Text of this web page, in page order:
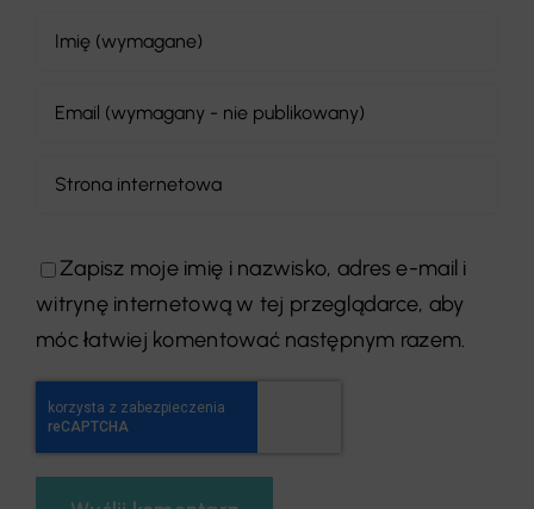
Zapisz moje imię i nazwisko, adres e-mail i
witrynę internetową w tej przeglądarce, aby
móc łatwiej komentować następnym razem.